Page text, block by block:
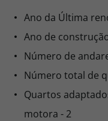
Ano da Última
Ano de
Número de
Número total de
Quartos
motora - 2